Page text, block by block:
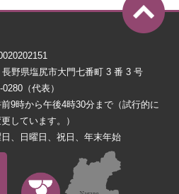
野県塩尻市大門七番町 3 番 3 号
（代表）
9時から午後4時30分まで（試行的に
しています。）
、日曜日、祝日、年末年始